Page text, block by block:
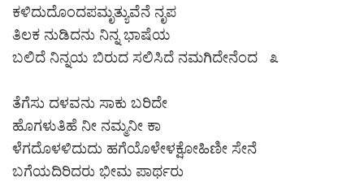
ಕಳಿದುದೊಂದಪಮೃತ್ಯುವೆನೆ ನೃಪ
ತಿಲಕ ನುಡಿದನು ನಿನ್ನ ಭಾಷೆಯ
ಬಲಿದೆ ನಿನ್ನಯ ಬಿರುದ ಸಲಿಸಿದೆ ನಮಗಿದೇನೆಂದ ೩
ತೆಗೆಸು ದಳವನು ಸಾಕು ಬರಿದೇ
ಹೊಗಳುತಿಹೆ ನೀ ನಮ್ಮನೀ ಕಾ
ಳೆಗದೊಳಳಿದುದು ಹಗೆಯೊಳೇಳಕ್ಷೋಹಿಣೀ ಸೇನೆ
ಬಗೆಯದಿರಿದರು ಭೀಮ ಪಾರ್ಥರು